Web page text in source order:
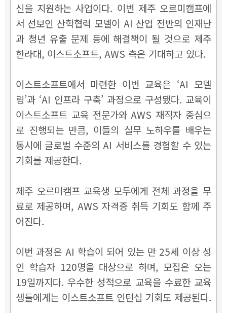
신을 지원하는 사업이다. 이번 제주 오르미캠프에
서 선보인 산학협력 모델이 AI 산업 전반의 인재난
과 청년 유출 문제 등에 해결책이 될 것으로 제주
한라대, 이스트소프트, AWS 측은 기대하고 있다.
이스트소프트에서 마련한 이번 교육은 ‘AI 모델
링’과 ‘AI 인프라 구축’ 과정으로 구성됐다. 교육이
이스트소프트 교육 전문가와 AWS 재직자 중심으
로 진행되는 만큼, 이들의 실무 노하우를 배우는
동시에 글로벌 수준의 AI 서비스를 경험할 수 있는
기회를 제공한다.
제주 오르미캠프 교육생 모두에게 전체 과정을 무
료로 제공하며, AWS 자격증 취득 기회도 함께 주
어진다.
이번 과정은 AI 학습이 되어 있는 만 25세 이상 성
인 학습자 120명을 대상으로 하며, 모집은 오는
19일까지다. 우수한 성적으로 교육을 수료한 교육
생들에게는 이스트소프트 인턴십 기회도 제공된다.